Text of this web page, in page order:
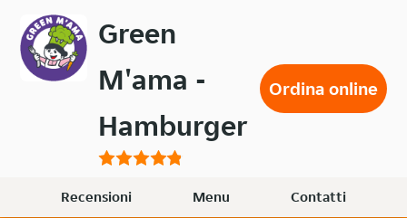
contenuto
principale
Green
M'ama -
Hamburger
Ordina online
Recensioni Menu Contatti